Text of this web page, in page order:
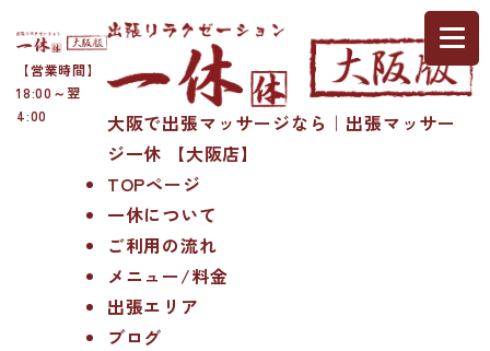
【営業時間】
18:00～翌
4:00
大阪で出張マッサージなら｜出張マッサー
ジ一休 【大阪店】
TOPページ
一休について
ご利用の流れ
メニュー/料金
出張エリア
ブログ